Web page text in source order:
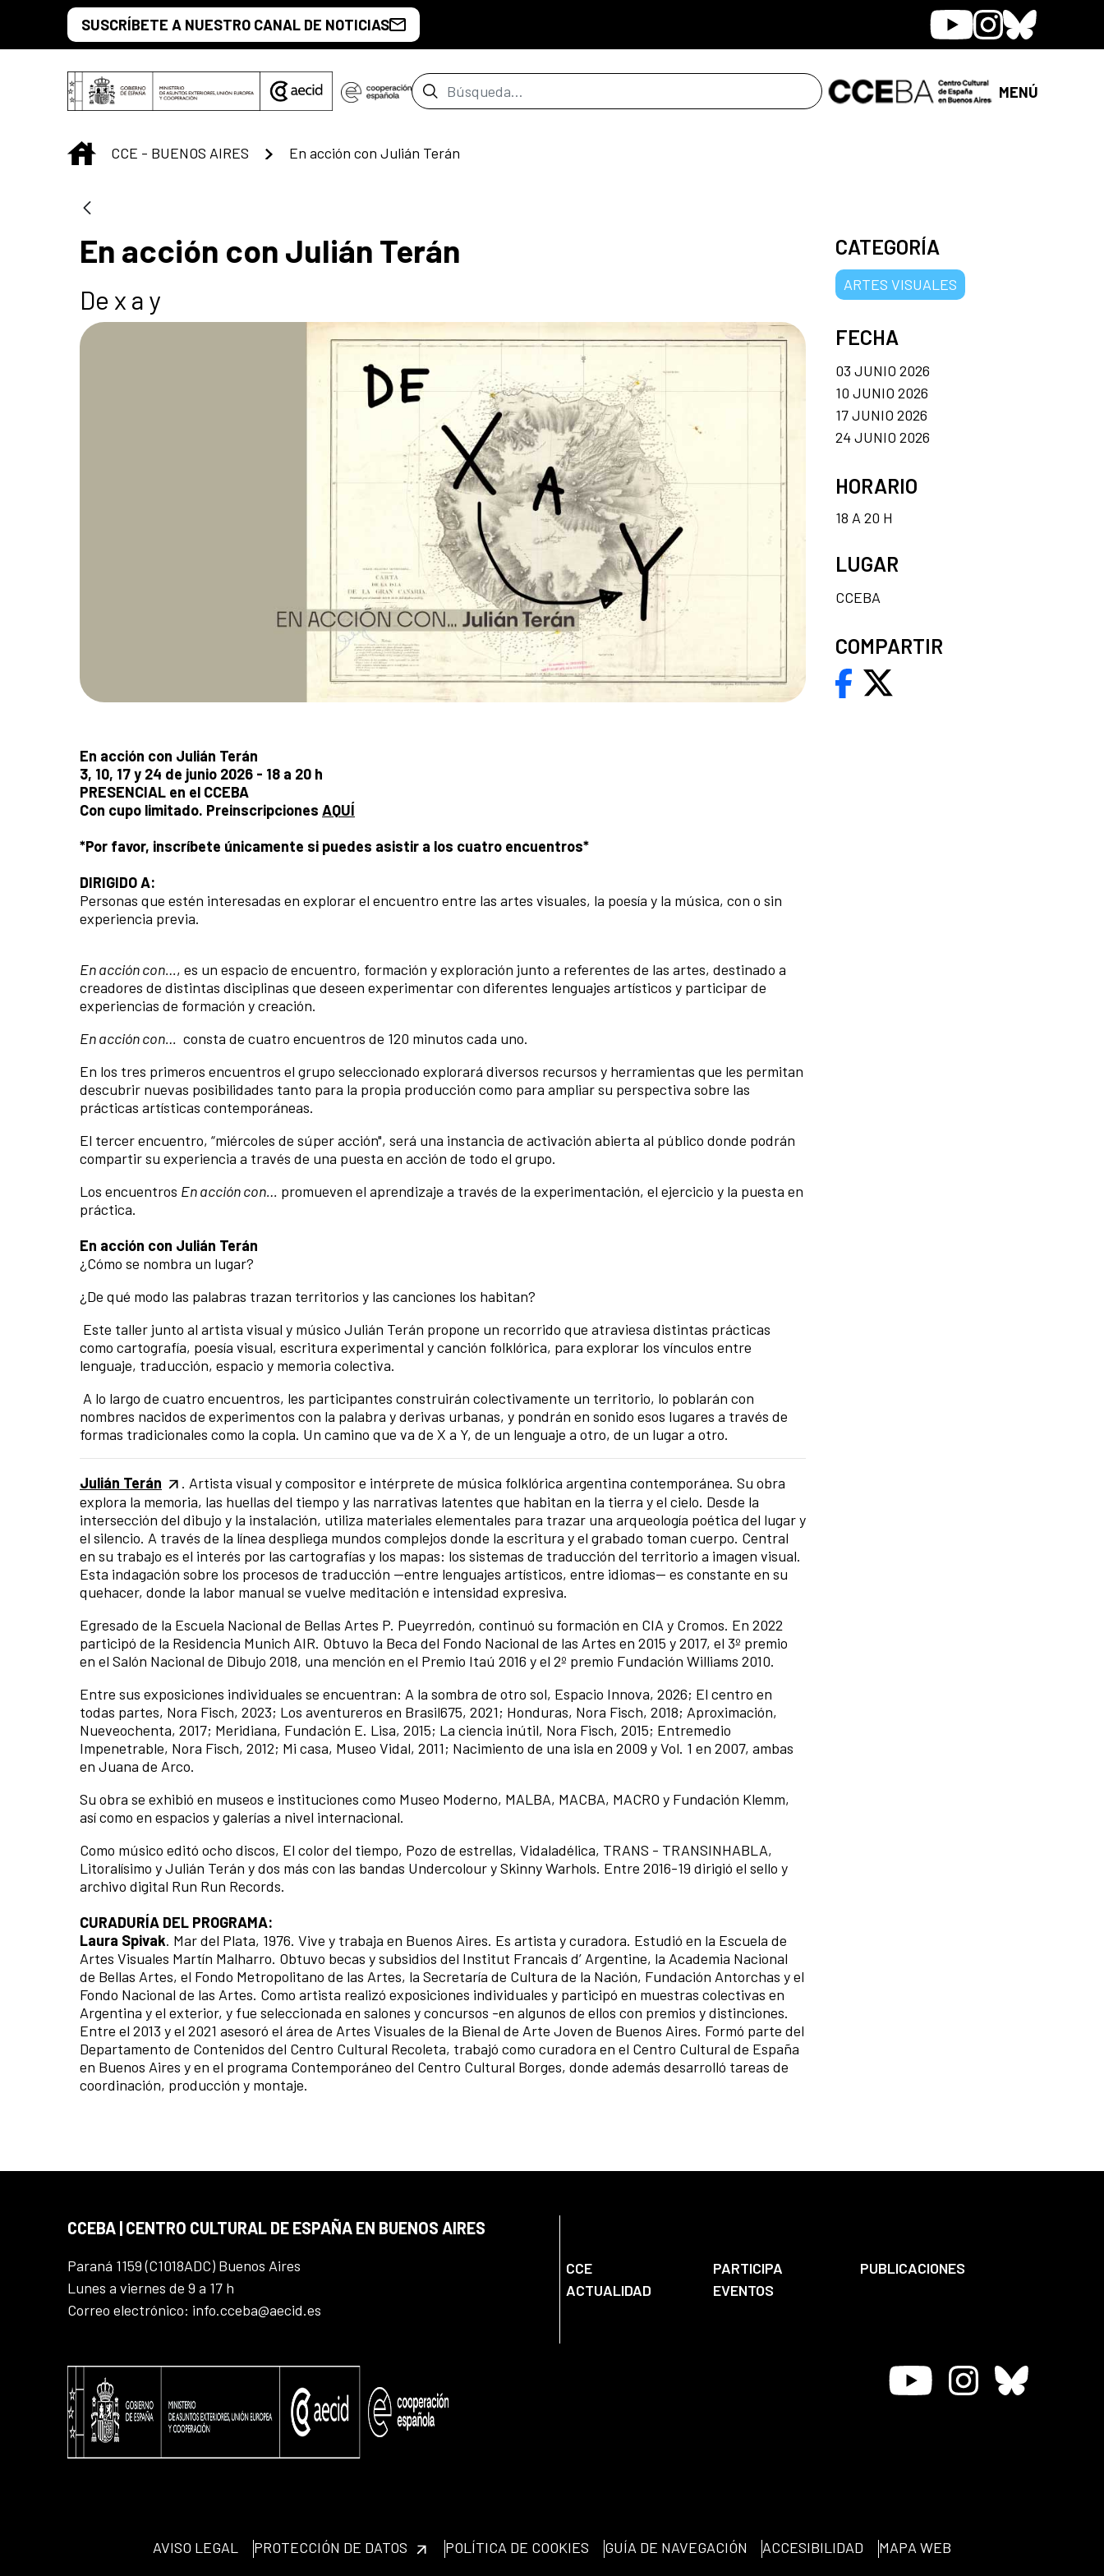
Saltar al contenido principal
SUSCRÍBETE A NUESTRO CANAL DE NOTICIAS YoutubeInstagram
Bluesky
Barra de búsqueda MENÚ
INICIO
CCE - BUENOS AIRES En acción con Julián Terán
En acción con Julián Terán
De x a y
En acción con Julián Terán
3, 10, 17 y 24 de junio 2026 - 18 a 20 h
PRESENCIAL en el CCEBA
Con cupo limitado. Preinscripciones AQUÍ
*Por favor, inscríbete únicamente si puedes asistir a los cuatro encuentros*
DIRIGIDO A:
Personas que estén interesadas en explorar el encuentro entre las artes visuales, la poesía y la música, con o sin
experiencia previa.
En acción con…, es un espacio de encuentro, formación y exploración junto a referentes de las artes, destinado a
creadores de distintas disciplinas que deseen experimentar con diferentes lenguajes artísticos y participar de
experiencias de formación y creación.
En acción con… consta de cuatro encuentros de 120 minutos cada uno.
En los tres primeros encuentros el grupo seleccionado explorará diversos recursos y herramientas que les permitan
descubrir nuevas posibilidades tanto para la propia producción como para ampliar su perspectiva sobre las
prácticas artísticas contemporáneas.
El tercer encuentro, “miércoles de súper acción", será una instancia de activación abierta al público donde podrán
compartir su experiencia a través de una puesta en acción de todo el grupo.
Los encuentros En acción con… promueven el aprendizaje a través de la experimentación, el ejercicio y la puesta en
práctica.
En acción con Julián Terán
¿Cómo se nombra un lugar?
¿De qué modo las palabras trazan territorios y las canciones los habitan?
Este taller junto al artista visual y músico Julián Terán propone un recorrido que atraviesa distintas prácticas
como cartografía, poesía visual, escritura experimental y canción folklórica, para explorar los vínculos entre
lenguaje, traducción, espacio y memoria colectiva.
A lo largo de cuatro encuentros, les participantes construirán colectivamente un territorio, lo poblarán con
nombres nacidos de experimentos con la palabra y derivas urbanas, y pondrán en sonido esos lugares a través de
formas tradicionales como la copla. Un camino que va de X a Y, de un lenguaje a otro, de un lugar a otro.
Julián Terán
. Artista visual y compositor e intérprete de música folklórica argentina contemporánea. Su obra
explora la memoria, las huellas del tiempo y las narrativas latentes que habitan en la tierra y el cielo. Desde la
intersección del dibujo y la instalación, utiliza materiales elementales para trazar una arqueología poética del lugar y
el silencio. A través de la línea despliega mundos complejos donde la escritura y el grabado toman cuerpo. Central
en su trabajo es el interés por las cartografías y los mapas: los sistemas de traducción del territorio a imagen visual.
Esta indagación sobre los procesos de traducción —entre lenguajes artísticos, entre idiomas— es constante en su
quehacer, donde la labor manual se vuelve meditación e intensidad expresiva.
Egresado de la Escuela Nacional de Bellas Artes P. Pueyrredón, continuó su formación en CIA y Cromos. En 2022
participó de la Residencia Munich AIR. Obtuvo la Beca del Fondo Nacional de las Artes en 2015 y 2017, el 3º premio
en el Salón Nacional de Dibujo 2018, una mención en el Premio Itaú 2016 y el 2º premio Fundación Williams 2010.
Entre sus exposiciones individuales se encuentran: A la sombra de otro sol, Espacio Innova, 2026; El centro en
todas partes, Nora Fisch, 2023; Los aventureros en Brasil675, 2021; Honduras, Nora Fisch, 2018; Aproximación,
Nueveochenta, 2017; Meridiana, Fundación E. Lisa, 2015; La ciencia inútil, Nora Fisch, 2015; Entremedio
Impenetrable, Nora Fisch, 2012; Mi casa, Museo Vidal, 2011; Nacimiento de una isla en 2009 y Vol. 1 en 2007, ambas
en Juana de Arco.
Su obra se exhibió en museos e instituciones como Museo Moderno, MALBA, MACBA, MACRO y Fundación Klemm,
así como en espacios y galerías a nivel internacional.
Como músico editó ocho discos, El color del tiempo, Pozo de estrellas, Vidaladélica, TRANS - TRANSINHABLA,
Litoralísimo y Julián Terán y dos más con las bandas Undercolour y Skinny Warhols. Entre 2016-19 dirigió el sello y
archivo digital Run Run Records.
CURADURÍA DEL PROGRAMA:
Laura Spivak. Mar del Plata, 1976. Vive y trabaja en Buenos Aires. Es artista y curadora. Estudió en la Escuela de
Artes Visuales Martín Malharro. Obtuvo becas y subsidios del Institut Francais d’ Argentine, la Academia Nacional
de Bellas Artes, el Fondo Metropolitano de las Artes, la Secretaría de Cultura de la Nación, Fundación Antorchas y el
Fondo Nacional de las Artes. Como artista realizó exposiciones individuales y participó en muestras colectivas en
Argentina y el exterior, y fue seleccionada en salones y concursos -en algunos de ellos con premios y distinciones.
Entre el 2013 y el 2021 asesoró el área de Artes Visuales de la Bienal de Arte Joven de Buenos Aires. Formó parte del
Departamento de Contenidos del Centro Cultural Recoleta, trabajó como curadora en el Centro Cultural de España
en Buenos Aires y en el programa Contemporáneo del Centro Cultural Borges, donde además desarrolló tareas de
coordinación, producción y montaje.
CATEGORÍA
ARTES VISUALES
FECHA
03 JUNIO 2026
10 JUNIO 2026
17 JUNIO 2026
24 JUNIO 2026
HORARIO
18 A 20 H
LUGAR
CCEBA
COMPARTIR
CCEBA | CENTRO CULTURAL DE ESPAÑA EN BUENOS AIRES
Paraná 1159 (C1018ADC) Buenos Aires
Lunes a viernes de 9 a 17 h
Correo electrónico: info.cceba@aecid.es
CCE PARTICIPA
PUBLICACIONES
ACTUALIDAD
EVENTOS
Youtube InstagramBluesky
AVISO LEGAL PROTECCIÓN DE DATOS POLÍTICA DE COOKIES GUÍA DE NAVEGACIÓN ACCESIBILIDAD MAPA WEB